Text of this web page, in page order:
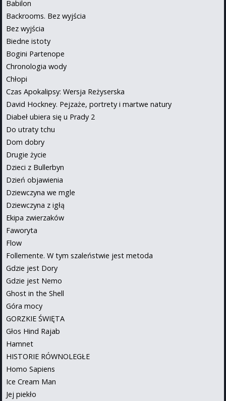
Babilon
Backrooms. Bez wyjścia
Bez wyjścia
Biedne istoty
Bogini Partenope
Chronologia wody
Chłopi
Czas Apokalipsy: Wersja Reżyserska
David Hockney. Pejzaże, portrety i martwe natury
Diabeł ubiera się u Prady 2
Do utraty tchu
Dom dobry
Drugie życie
Dzieci z Bullerbyn
Dzień objawienia
Dziewczyna we mgle
Dziewczyna z igłą
Ekipa zwierzaków
Faworyta
Flow
Follemente. W tym szaleństwie jest metoda
Gdzie jest Dory
Gdzie jest Nemo
Ghost in the Shell
Góra mocy
GORZKIE ŚWIĘTA
Głos Hind Rajab
Hamnet
HISTORIE RÓWNOLEGŁE
Homo Sapiens
Ice Cream Man
Jej piekło